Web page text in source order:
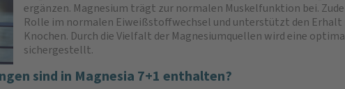
ergänzen. Magnesium trägt zur normalen Muskelfunktion bei.
Rolle im normalen Eiweißstoffwechsel und unterstützt den
Knochen. Durch die Vielfalt der Magnesiumquellen wird eine
sichergestellt.
sind in Magnesia 7+1 enthalten?